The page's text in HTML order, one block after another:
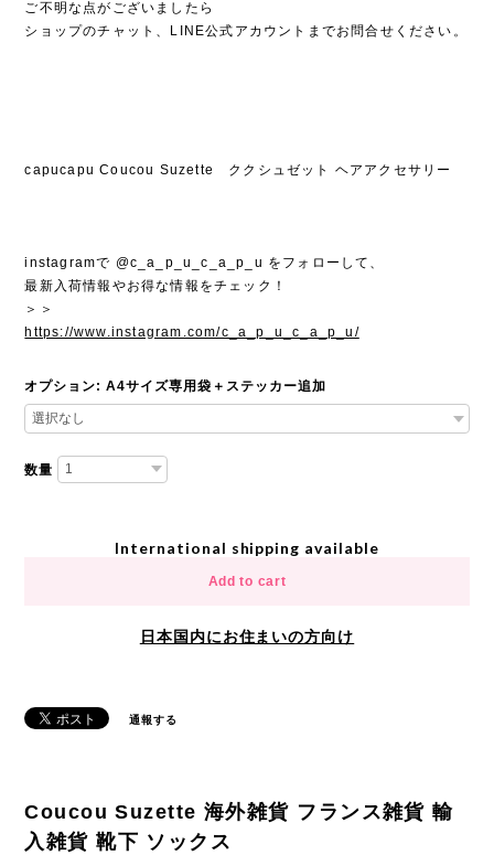
ご不明な点がございましたら
ショップのチャット、LINE公式アカウントまでお問合せください。
capucapu Coucou Suzette ククシュゼット ヘアアクセサリー
instagramで @c_a_p_u_c_a_p_u をフォローして、
最新入荷情報やお得な情報をチェック！
＞＞
https://www.instagram.com/c_a_p_u_c_a_p_u/
オプション: A4サイズ専用袋＋ステッカー追加
数量
International shipping available
Add to cart
日本国内にお住まいの方向け
通報する
Coucou Suzette 海外雑貨 フランス雑貨 輸
入雑貨 靴下 ソックス